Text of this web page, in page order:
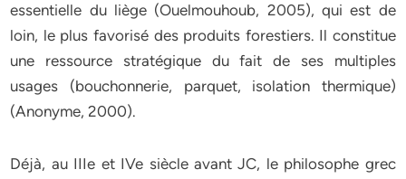
essentielle du liège (Ouelmouhoub, 2005), qui est de
loin, le plus favorisé des produits forestiers. Il constitue
une ressource stratégique du fait de ses multiples
usages (bouchonnerie, parquet, isolation thermique)
(Anonyme, 2000).
Déjà, au IIIe et IVe siècle avant JC, le philosophe grec